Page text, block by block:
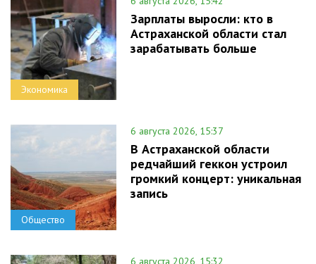
Экономика
Зарплаты выросли: кто в
Астраханской области стал
зарабатывать больше
Общество
6 августа 2026, 15:37
В Астраханской области
редчайший геккон устроил
громкий концерт: уникальная
запись
6 августа 2026, 15:32